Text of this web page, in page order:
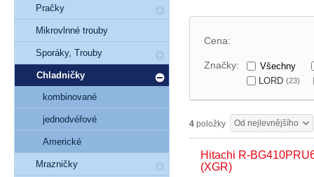
Cena:
Značky:
Všechny
LORD (23)
4 položky Od nejlevnějšího
Hitachi R-
(XGR)
Pračky
Mikrovlnné trouby
Sporáky, Trouby
Chladničky
kombinované
jednodvéřové
Americké
Mrazničky